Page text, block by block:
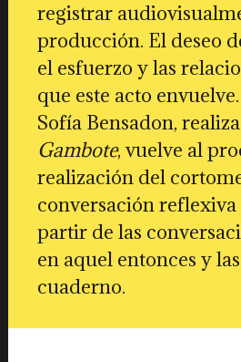
registrar
producción. El deseo
el esfuerzo y las
que este acto
Sofía Bensadon,
Gambote, vuelve al
realización del
conversación reflexiva
partir de las
en aquel entonces y
cuaderno.